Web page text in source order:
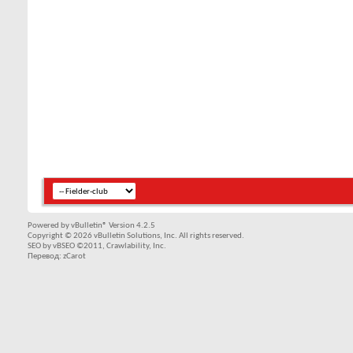
Powered by vBulletin® Version 4.2.5
Copyright © 2026 vBulletin Solutions, Inc. All rights reserved.
SEO by vBSEO ©2011, Crawlability, Inc.
Перевод: zCarot